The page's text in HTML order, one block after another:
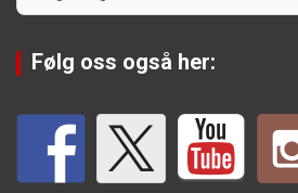
Følg oss også her: